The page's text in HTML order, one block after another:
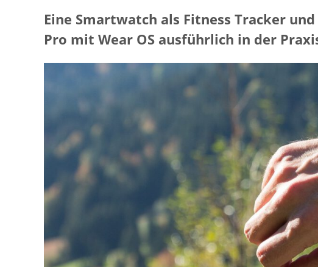
Eine Smartwatch als Fitness Tracker
Pro mit Wear OS ausführlich in der